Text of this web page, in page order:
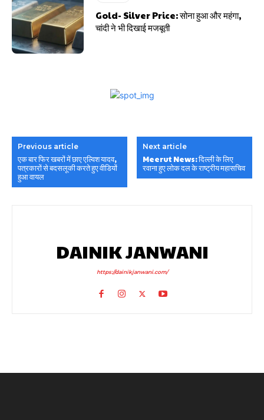
Gold- Silver Price: सोना हुआ और महंगा,
चांदी ने भी दिखाई मजबूती
Previous article
एक बार फिर खबरों में छाए एल्विश यादव,
पत्रकारों से बदसलूकी करते हुए वीडियों
हुआ वायल
Next article
Meerut News: दिल्ली के लिए
रवाना हुए लोक दल के राष्ट्रीय महासचिव
DAINIK JANWANI
https://dainikjanwani.com/